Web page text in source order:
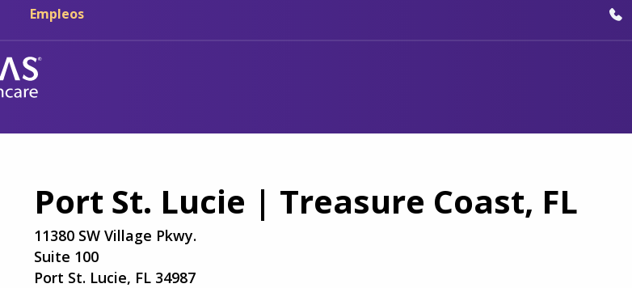
Ir al contenido principal
Ir a navegación
Empleos
Port St. Lucie | Treasure Coast, FL
11380 SW Village Pkwy.
Suite 100
Port St. Lucie, FL 34987